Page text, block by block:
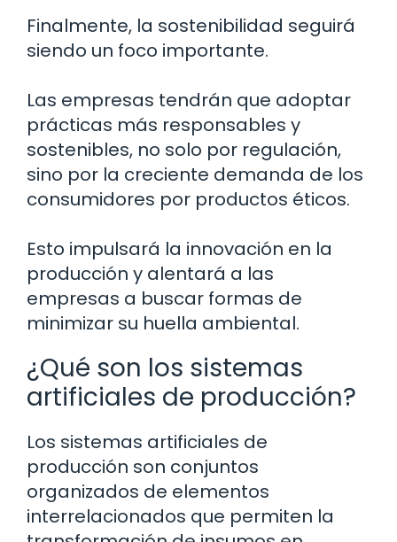
Finalmente, la sostenibilidad seguirá
siendo un foco importante.
Las empresas tendrán que adoptar
prácticas más responsables y
sostenibles, no solo por regulación,
sino por la creciente demanda de los
consumidores por productos éticos.
Esto impulsará la innovación en la
producción y alentará a las
empresas a buscar formas de
minimizar su huella ambiental.
¿Qué son los sistemas
artificiales de producción?
Los sistemas artificiales de
producción son conjuntos
organizados de elementos
interrelacionados que permiten la